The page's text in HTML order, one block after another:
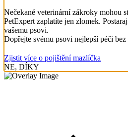
Nečekané veterinární zákroky mohou
PetExpert zaplatíte jen zlomek.
vašemu psovi.
Dopřejte svému psovi nejlepší péči
Zjistit více o pojištění mazlíčka
NE, DÍKY